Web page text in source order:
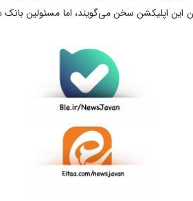
این اپلیکشن سخن می‌گویند، اما مسئولین بانک